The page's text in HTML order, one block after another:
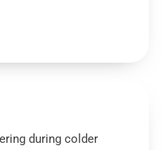
during colder